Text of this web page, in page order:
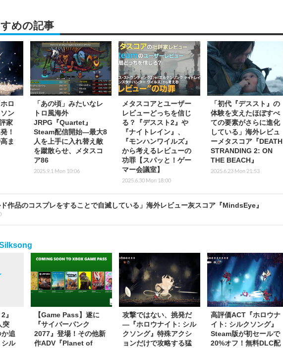
めの記事
ロ
ン
家
！
ま
「あの頃」みたいなレ
トロ風海外
JRPG『Quartet』
Steam配信開始―最大8
人を上手に入れ替え敵
を蹴散らせ、メタスコ
ア86
2025.9.1 Mon 10:06
メタスコアとユーザー
レビューどっちを信じ
る？『デススト2』や
『ナイトレイン』、
『モンハンワイルズ』
から考えるレビューの
功罪【スパッと！ゲー
マー会議室】
2025.6.30 Mon 18:00
「初代『デススト』の
体験を支えたほぼすべ
ての要素がさらに進化
している」海外レビュ
ーメタスコア『DEATH
STRANDING 2: ON
THE BEACH』
2025.6.23 Mon 21:53
ド作品のコスプレをすることで自滅している」海外レビュー灰スコア『MindsEye』
』
突
追
シル
【Game Pass】遂に
『サイバーパンク
2077』登場！その他新
作ADV『Planet of
攻撃ではない、挑発だ
―『ホロウナイト: シル
クソング』特殊アクシ
ョンだけで攻略する猛
高評価ACT『ホロウナ
イト: シルクソング』
Steam版が初セールで
20%オフ！無料DLC配